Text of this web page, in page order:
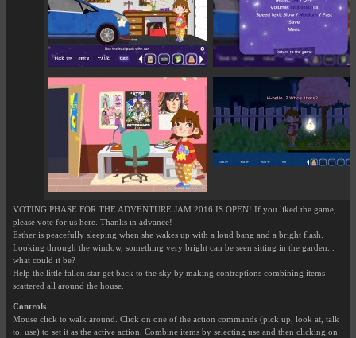
VOTING PHASE FOR THE ADVENTURE JAM 2016 IS OPEN! If you liked the game,
please vote for us here. Thanks in advance!
Esther is peacefully sleeping when she wakes up with a loud bang and a bright flash.
Looking through the window, something very bright can be seen sitting in the garden...
what could it be?
Help the little fallen star get back to the sky by making contraptions combining items
scattered all around the house.
Controls
Mouse click to walk around. Click on one of the action commands (pick up, look at, talk
to, use) to set it as the active action. Combine items by selecting use and then clicking on